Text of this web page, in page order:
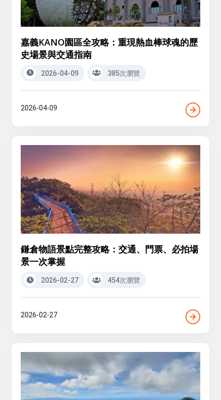
嘉義KANO園區全攻略：重現熱血棒球魂的歷
史場景與交通指南
2026-04-09 385次瀏覽
2026-04-09
鎌倉物語景點完整攻略：交通、門票、必拍場
景一次掌握
2026-02-27 454次瀏覽
2026-02-27